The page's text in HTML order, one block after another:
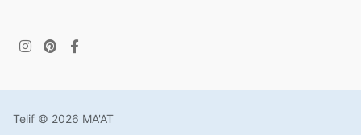
Telif © 2026 MA'AT